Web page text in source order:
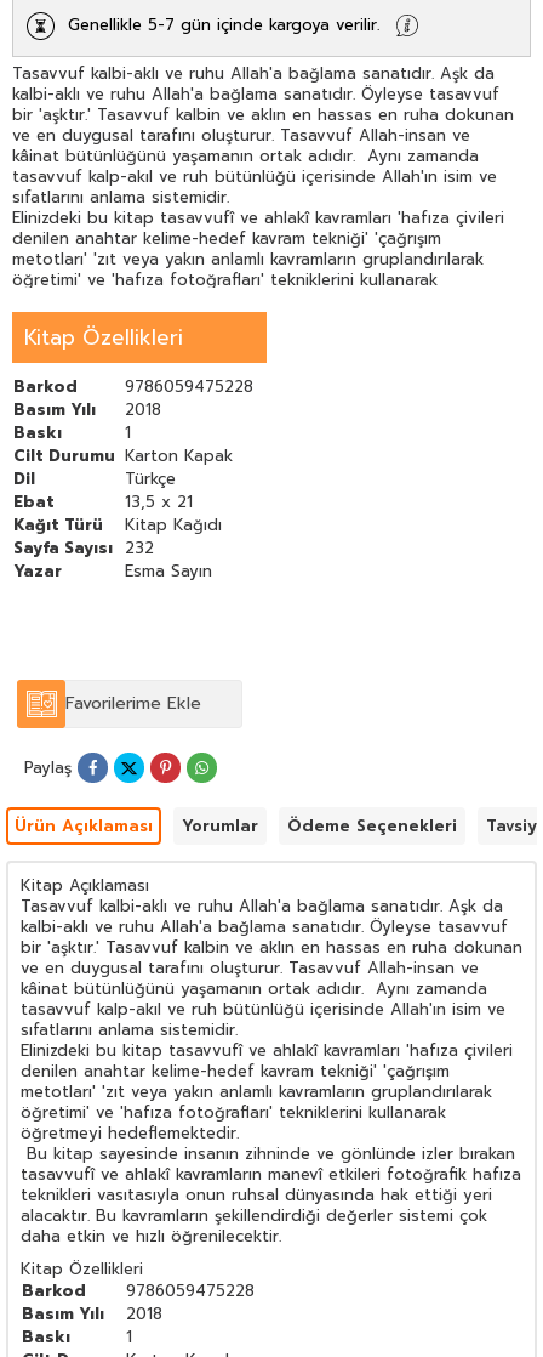
Genellikle 5-7 gün içinde kargoya verilir.
Tasavvuf kalbi-aklı ve ruhu Allah'a bağlama sanatıdır. Aşk da
kalbi-aklı ve ruhu Allah'a bağlama sanatıdır. Öyleyse tasavvuf
bir 'aşktır.' Tasavvuf kalbin ve aklın en hassas en ruha dokunan
ve en duygusal tarafını oluşturur. Tasavvuf Allah-insan ve
kâinat bütünlüğünü yaşamanın ortak adıdır. Aynı zamanda
tasavvuf kalp-akıl ve ruh bütünlüğü içerisinde Allah'ın isim ve
sıfatlarını anlama sistemidir.
Elinizdeki bu kitap tasavvufî ve ahlakî kavramları 'hafıza çivileri
denilen anahtar kelime-hedef kavram tekniği' 'çağrışım
metotları' 'zıt veya yakın anlamlı kavramların gruplandırılarak
öğretimi' ve 'hafıza fotoğrafları' tekniklerini kullanarak
Bu kitap sayesinde insanın zihninde ve gönlünde izler bırakan
tasavvufî ve ahlakî kavramların manevî etkileri fotoğrafik hafıza
teknikleri vasıtasıyla onun ruhsal dünyasında hak ettiği yeri
alacaktır. Bu kavramların şekillendirdiği değerler sistemi çok
daha etkin ve hızlı öğrenilecektir.
Kitap Özellikleri
Barkod
9786059475228
Basım Yılı
2018
Baskı
1
Cilt Durumu Karton Kapak
Dil
Türkçe
Ebat
13,5 x 21
Kağıt Türü
Kitap Kağıdı
Sayfa Sayısı 232
Yazar
Esma Sayın
Favorilerime Ekle
Paylaş
Ürün Açıklaması Yorumlar Ödeme Seçenekleri
Kitap Açıklaması
Tasavvuf kalbi-aklı ve ruhu Allah'a bağlama sanatıdır. Aşk da
kalbi-aklı ve ruhu Allah'a bağlama sanatıdır. Öyleyse tasavvuf
bir 'aşktır.' Tasavvuf kalbin ve aklın en hassas en ruha dokunan
ve en duygusal tarafını oluşturur. Tasavvuf Allah-insan ve
kâinat bütünlüğünü yaşamanın ortak adıdır. Aynı zamanda
tasavvuf kalp-akıl ve ruh bütünlüğü içerisinde Allah'ın isim ve
sıfatlarını anlama sistemidir.
Elinizdeki bu kitap tasavvufî ve ahlakî kavramları 'hafıza çivileri
denilen anahtar kelime-hedef kavram tekniği' 'çağrışım
metotları' 'zıt veya yakın anlamlı kavramların gruplandırılarak
öğretimi' ve 'hafıza fotoğrafları' tekniklerini kullanarak
öğretmeyi hedeflemektedir.
Bu kitap sayesinde insanın zihninde ve gönlünde izler bırakan
tasavvufî ve ahlakî kavramların manevî etkileri fotoğrafik hafıza
teknikleri vasıtasıyla onun ruhsal dünyasında hak ettiği yeri
alacaktır. Bu kavramların şekillendirdiği değerler sistemi çok
daha etkin ve hızlı öğrenilecektir.
Kitap Özellikleri
Barkod
9786059475228
Basım Yılı
2018
Baskı
1